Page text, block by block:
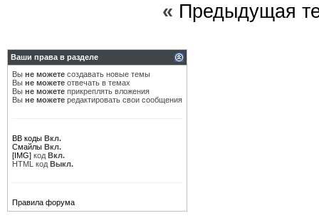
« Предыдущая
Ваши права в разделе
Вы не можете создавать новые темы
Вы не можете отвечать в темах
Вы не можете прикреплять вложения
Вы не можете редактировать свои сообщения
BB коды Вкл.
Смайлы Вкл.
[IMG] код Вкл.
HTML код Выкл.
Правила форума